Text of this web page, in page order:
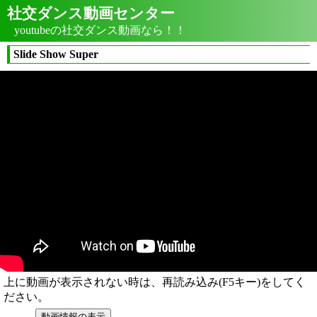
社交ダンス動画センター
youtubeの社交ダンス動画なら！！
Slide Show Super
上に動画が表示されない時は、再読み込み(F5キー)をしてく
ださい。